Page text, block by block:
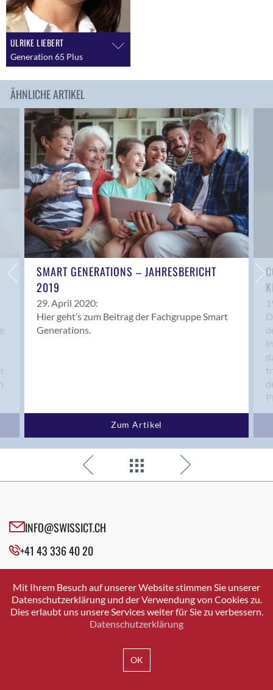
ULRIKE LIEBERT
Generation 65 Plus
ÄHNLICHE ARTIKEL
SMART GENERATIONS – JAHRESBERICHT
2019
29. April 2020:
Hier geht’s zum Beitrag der Fachgruppe Smart
Generations.
Zum Artikel
INFO@SWISSICT.CH
+41 43 336 40 20
SWISSICT
VULKANSTRASSE 120
8048 ZURICH
Mit Ihrem Besuch auf unserer Website stimmen Sie unserer
Datenschutzerklärung und der Verwendung von Cookies zu.
Dies erlaubt uns unsere Services weiter für Sie zu verbessern.
Datenschutzerklärung
OK